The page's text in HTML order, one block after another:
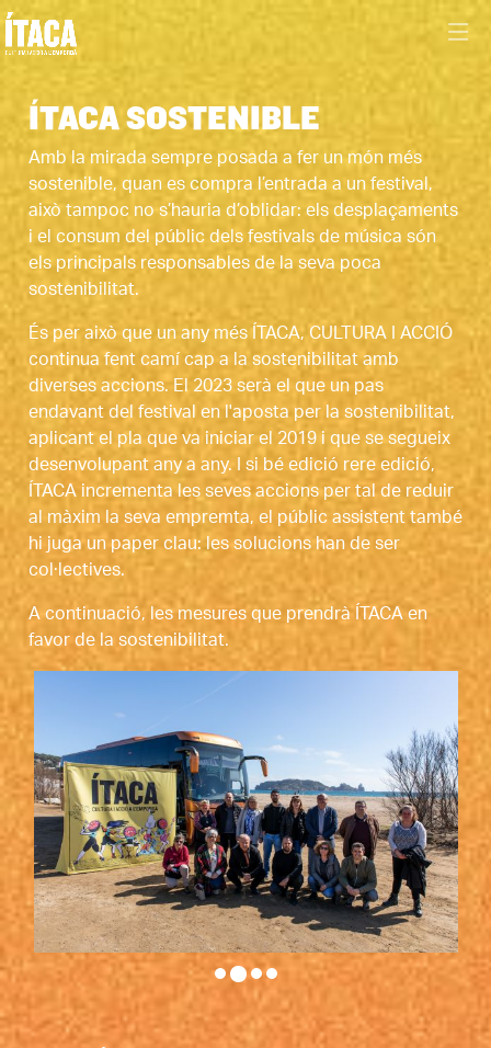
ÍTACA SOSTENIBLE
Amb la mirada sempre posada a fer un món més
sostenible, quan es compra l’entrada a un festival,
això tampoc no s’hauria d’oblidar: els desplaçaments
i el consum del públic dels festivals de música són
els principals responsables de la seva poca
sostenibilitat.
És per això que un any més ÍTACA, CULTURA I ACCIÓ
continua fent camí cap a la sostenibilitat amb
diverses accions. El 2023 serà el que un pas
endavant del festival en l'aposta per la sostenibilitat,
aplicant el pla que va iniciar el 2019 i que se segueix
desenvolupant any a any. I si bé edició rere edició,
ÍTACA incrementa les seves accions per tal de reduir
al màxim la seva empremta, el públic assistent també
hi juga un paper clau: les solucions han de ser
col·lectives.
A continuació, les mesures que prendrà ÍTACA en
favor de la sostenibilitat.
Diapositiva 2 de 4: PRESENTACIÓ L'ESTARTIT